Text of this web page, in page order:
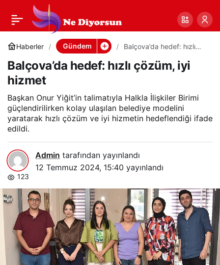
Haberler Gündem
Balçova’da hedef: hızlı
Balçova’da hedef: hızlı çözüm, iyi
hizmet
Başkan Onur Yiğit’in talimatıyla Halkla İlişkiler Birimi
güçlendirilirken kolay ulaşılan belediye modelini
yaratarak hızlı çözüm ve iyi hizmetin hedeflendiği ifade
edildi.
Admin tarafından yayınlandı
12 Temmuz 2024, 15:40 yayınlandı
123
Balçova’da hedef: hızlı
çözüm, iyi hizmet
Paylaş